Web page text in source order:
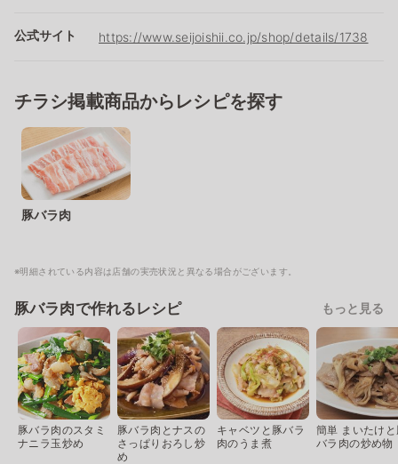
公式サイト https://www.seijoishii.co.jp/shop/details/1738
チラシ掲載商品からレシピを探す
豚バラ肉
※明細されている内容は店舗の実売状況と異なる場合がございます。
豚バラ肉で作れるレシピ もっと見る
豚バラ肉のスタミ
ナニラ玉炒め
豚バラ肉とナスの
さっぱりおろし炒
め
キャベツと豚バラ
肉のうま煮
簡単 まいたけ
バラ肉の炒め物